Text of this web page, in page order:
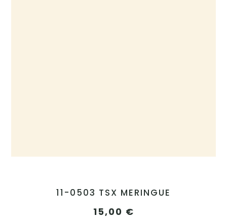
11-0503 TSX MERINGUE
15,00 €